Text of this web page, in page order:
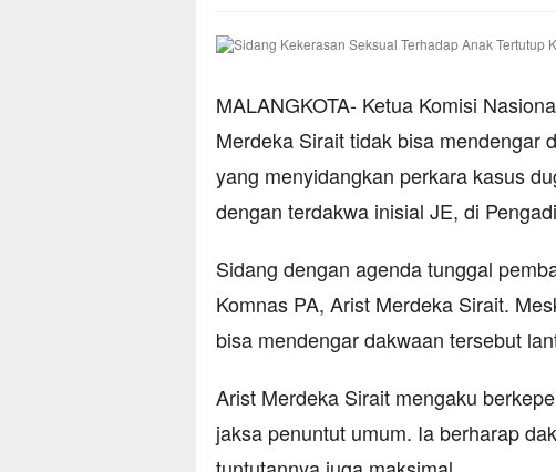
MALANGKOTA- Ketua Komisi
Merdeka Sirait tidak bisa mendengar
yang menyidangkan perkara kasus
dengan terdakwa inisial JE, di
Sidang dengan agenda tunggal
Komnas PA, Arist Merdeka Sirait.
bisa mendengar dakwaan tersebut
Arist Merdeka Sirait mengaku
jaksa penuntut umum. Ia berharap